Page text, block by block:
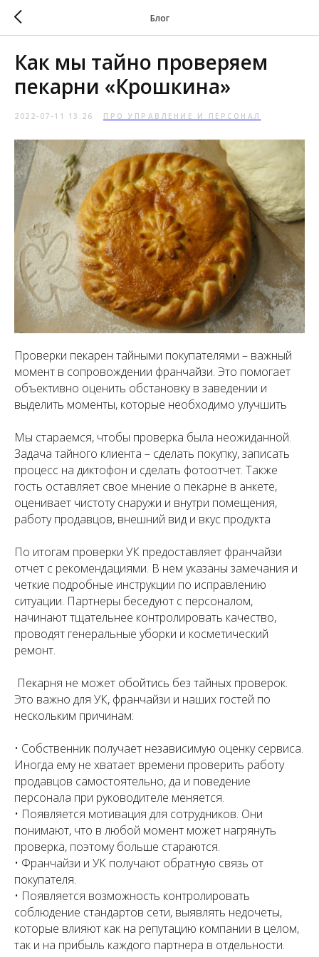
Блог
Как мы тайно проверяем
пекарни «Крошкина»
2022-07-11 13:26 ПРО УПРАВЛЕНИЕ И ПЕРСОНАЛ
Проверки пекарен тайными покупателями – важный
момент в сопровождении франчайзи. Это помогает
объективно оценить обстановку в заведении и
выделить моменты, которые необходимо улучшить
Мы стараемся, чтобы проверка была неожиданной.
Задача тайного клиента – сделать покупку, записать
процесс на диктофон и сделать фотоотчет. Также
гость оставляет свое мнение о пекарне в анкете,
оценивает чистоту снаружи и внутри помещения,
работу продавцов, внешний вид и вкус продукта
По итогам проверки УК предоставляет франчайзи
отчет с рекомендациями. В нем указаны замечания и
четкие подробные инструкции по исправлению
ситуации. Партнеры беседуют с персоналом,
начинают тщательнее контролировать качество,
проводят генеральные уборки и косметический
ремонт.
Пекарня не может обойтись без тайных проверок.
Это важно для УК, франчайзи и наших гостей по
нескольким причинам:
• Собственник получает независимую оценку сервиса.
Иногда ему не хватает времени проверить работу
продавцов самостоятельно, да и поведение
персонала при руководителе меняется.
• Появляется мотивация для сотрудников. Они
понимают, что в любой момент может нагрянуть
проверка, поэтому больше стараются.
• Франчайзи и УК получают обратную связь от
покупателя.
• Появляется возможность контролировать
соблюдение стандартов сети, выявлять недочеты,
которые влияют как на репутацию компании в целом,
так и на прибыль каждого партнера в отдельности.